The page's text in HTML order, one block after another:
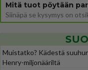
Mitä tuot pöytään
Muistatko? Kädestä
Henry-miljonääriltä